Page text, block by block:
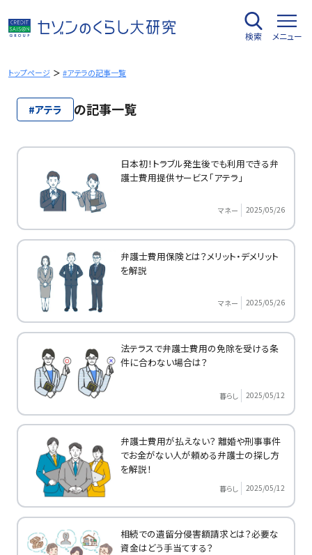
容
を
キ
検索 メニュー
トップページ #アテラの記事一覧
#アテラ の記事一覧
日本初！トラブル発生後でも利用できる弁
護士費用提供サービス「アテラ」
マネー 2025/05/26
弁護士費用保険とは？メリット・デメリット
を解説
マネー 2025/05/26
法テラスで弁護士費用の免除を受ける条
件に合わない場合は？
暮らし 2025/05/12
弁護士費用が払えない？ 離婚や刑事事件
でお金がない人が頼める弁護士の探し方
を解説！
暮らし 2025/05/12
相続での遺留分侵害額請求とは？必要な
資金はどう手当てする？